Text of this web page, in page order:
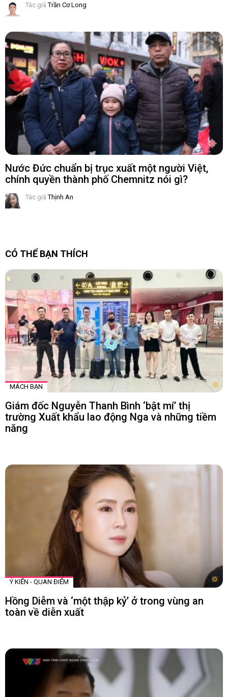
Tác giả Trần Cơ Long
Nước Đức chuẩn bị trục xuất một người Việt,
chính quyền thành phố Chemnitz nói gì?
Tác giả Thịnh An
CÓ THỂ BẠN THÍCH
MÁCH BẠN
Giám đốc Nguyễn Thanh Bình ‘bật mí’ thị
trường Xuất khẩu lao động Nga và những tiềm
năng
Ý KIẾN - QUAN ĐIỂM
Hồng Diễm và ‘một thập kỷ’ ở trong vùng an
toàn về diễn xuất